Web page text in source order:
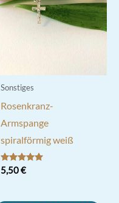
Sonstiges
Rosenkranz-
Armspange
spiralförmig weiß
Bewertet mit
5.00
5,50€